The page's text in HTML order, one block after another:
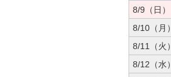
8/9（日）
8/10（月）
8/11（火）
8/12（水）